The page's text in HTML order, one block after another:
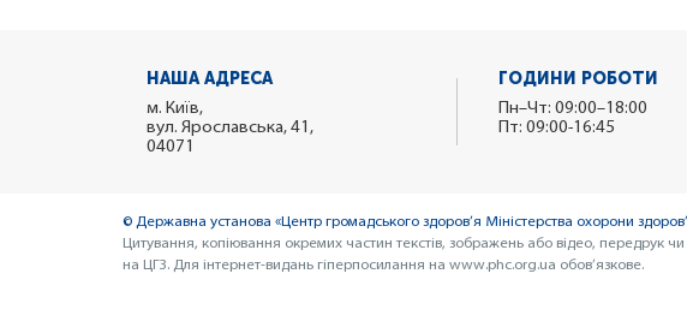
НАША АДРЕСА
м. Київ,
вул. Ярославська, 41,
04071
ГОДИНИ РОБОТИ
Пн–Чт: 09:00–18:00
Пт: 09:00-16:45
© Державна установа «Центр громадського здоров’я Міністерства охорони
Цитування, копіювання окремих частин текстів, зображень або відео, передрук
на ЦГЗ. Для інтернет-видань гіперпосилання на www.phc.org.ua обов’язкове.